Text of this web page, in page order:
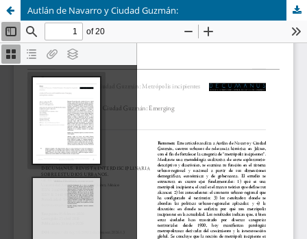
Autlán de Navarro y Ciudad Guzmán: